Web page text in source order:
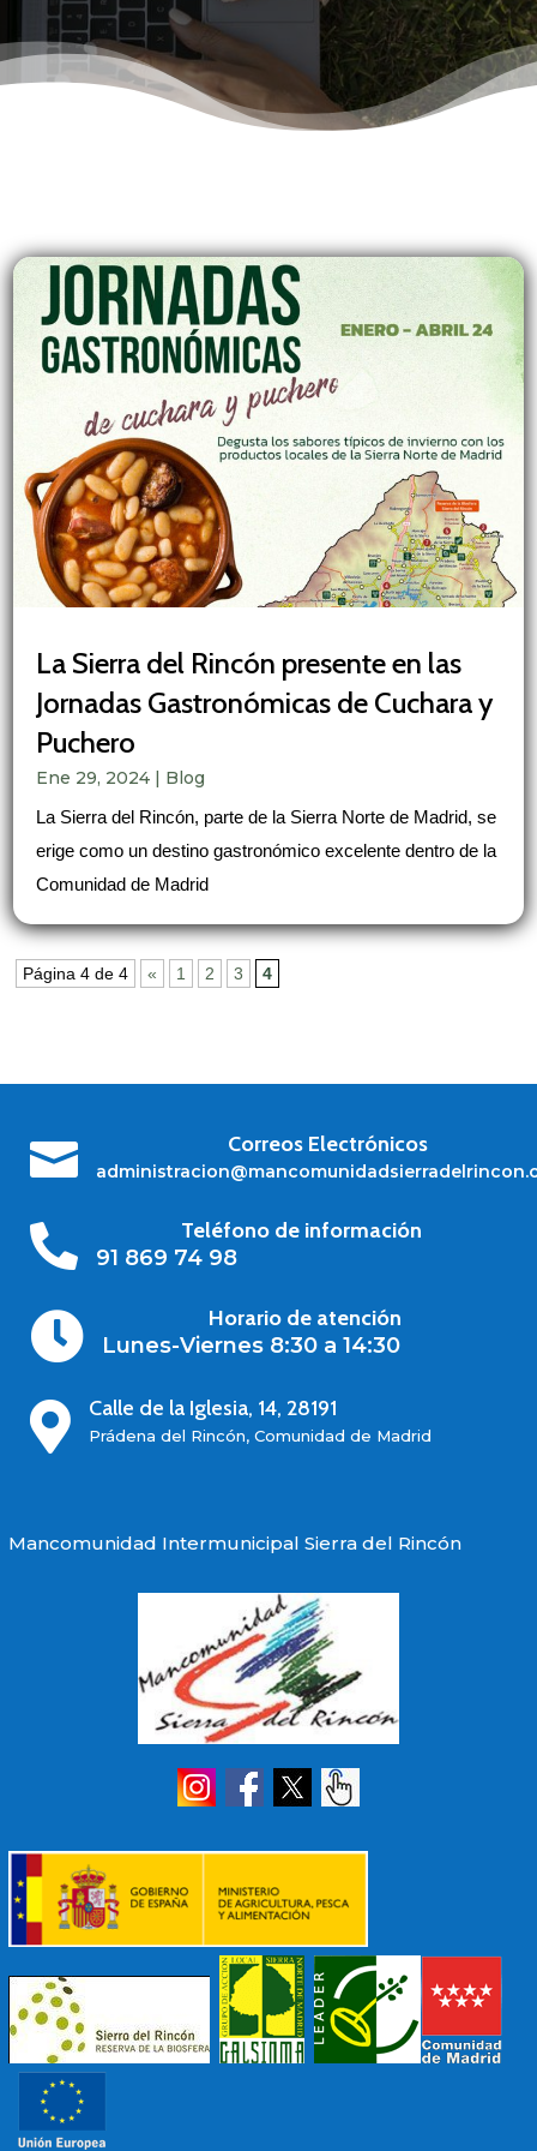
La Sierra del Rincón presente en las
Jornadas Gastronómicas de Cuchara y
Puchero
Ene 29, 2024 | Blog
La Sierra del Rincón, parte de la Sierra Norte de Madrid, se
erige como un destino gastronómico excelente dentro de la
Comunidad de Madrid
Página 4 de 4 « 1 2 3 4
 Correos Electrónicos

Teléfono de información
91 869 74 98

Horario de atención
Lunes-Viernes 8:30 a 14:30
 Calle de la Iglesia, 14, 28191
Prádena del Rincón, Comunidad de Madrid
Mancomunidad Intermunicipal Sierra del Rincón